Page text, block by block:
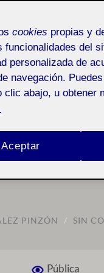
DE LA
de la actividad P3
PINZÓN / SIN
Pública
cookies propias y
funcionalidades del
personalizada de
navegación.
clic abajo, u obtener
Aceptar